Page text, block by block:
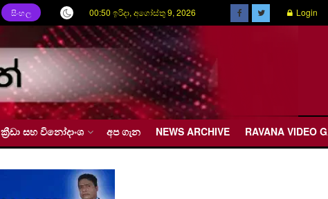
සිංහල 00:50 ඉරිදා, අගෝස්තු 9, 2026 Login
ක්‍රීඩා සහ විනෝදාංශ අප ගැන NEWS ARCHIVE RAVANA VIDEO